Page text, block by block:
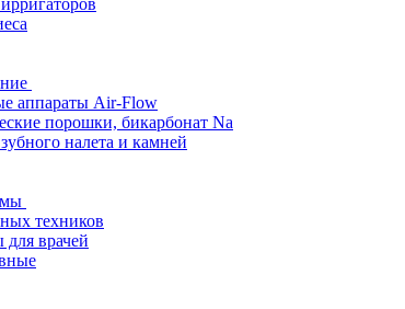
аппараты Air-Flow
порошки, бикарбонат Na
налета и камней
техников
врачей